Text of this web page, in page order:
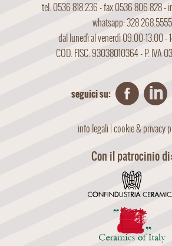
tel. 0536 818.236 - fax 0536 806.828 -
whatsapp: 328 268.5555
dal lunedì al venerdì 09.00-13.00 -
COD. FISC. 93038010364 - P. IVA
seguici su:
info legali|cookie & privacy
Con il patrocinio di: